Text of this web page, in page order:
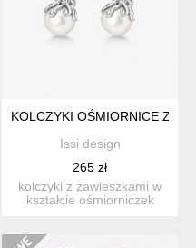
KOLCZYKI OŚMIORNICE Z
Issi design
265 zł
kolczyki z zawieszkami w
kształcie ośmiorniczek